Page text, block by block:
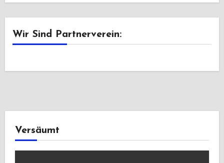
Wir Sind Partnerverein:
Versäumt